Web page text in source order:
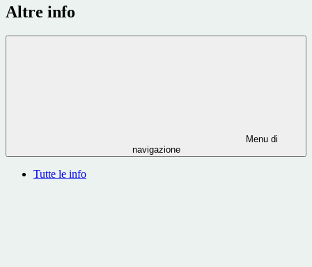
Altre info
Menu di
navigazione
Tutte le info